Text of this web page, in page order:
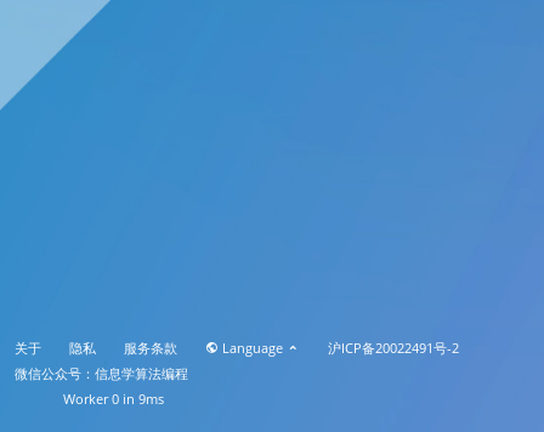
关于 隐私 服务条款 Language
沪ICP备20022491号-2
微信公众号：信息学算法编程
Worker 0 in 9ms